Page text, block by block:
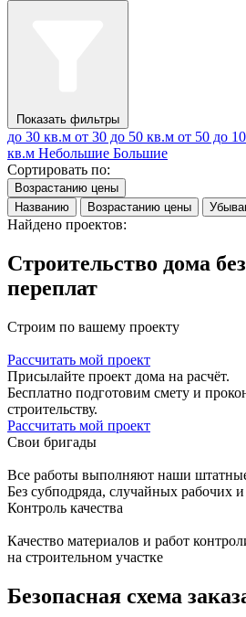
Показать фильтры
до 30 кв.м от 30 до 50 кв.м от 50 до
кв.м Небольшие Большие
Сортировать по:
Возрастанию цены
Названию
Возрастанию цены
Найдено проектов:
Строительство дома
переплат
Строим по вашему проекту
Рассчитать мой проект
Присылайте проект дома на расчёт.
Бесплатно подготовим смету и
строительству.
Рассчитать мой проект
Свои бригады
Все работы выполняют наши
Без субподряда, случайных рабочих
Контроль качества
Качество материалов и работ
на строительном участке
Безопасная схема